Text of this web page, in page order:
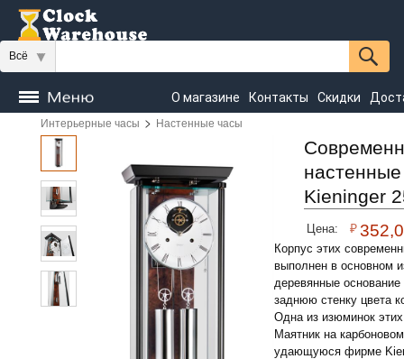
Всё
О магазине Контакты Скидки
Часы
Настенные
Seiko
Интерьерные часы > Настенные часы
Kieninger
Цена: ₽
Корпус этих
выполнен в основном
деревянные
заднюю стенку цвета
Одна из изюминок
Маятник на
удающуюся фирме